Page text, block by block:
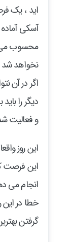
اید ، یک
آسکی
محسوب
نخواهد
اگر در آن
دیگر را
و فعالیت
این روز
این فرصت
انجام می
خطا در این
گرفتن